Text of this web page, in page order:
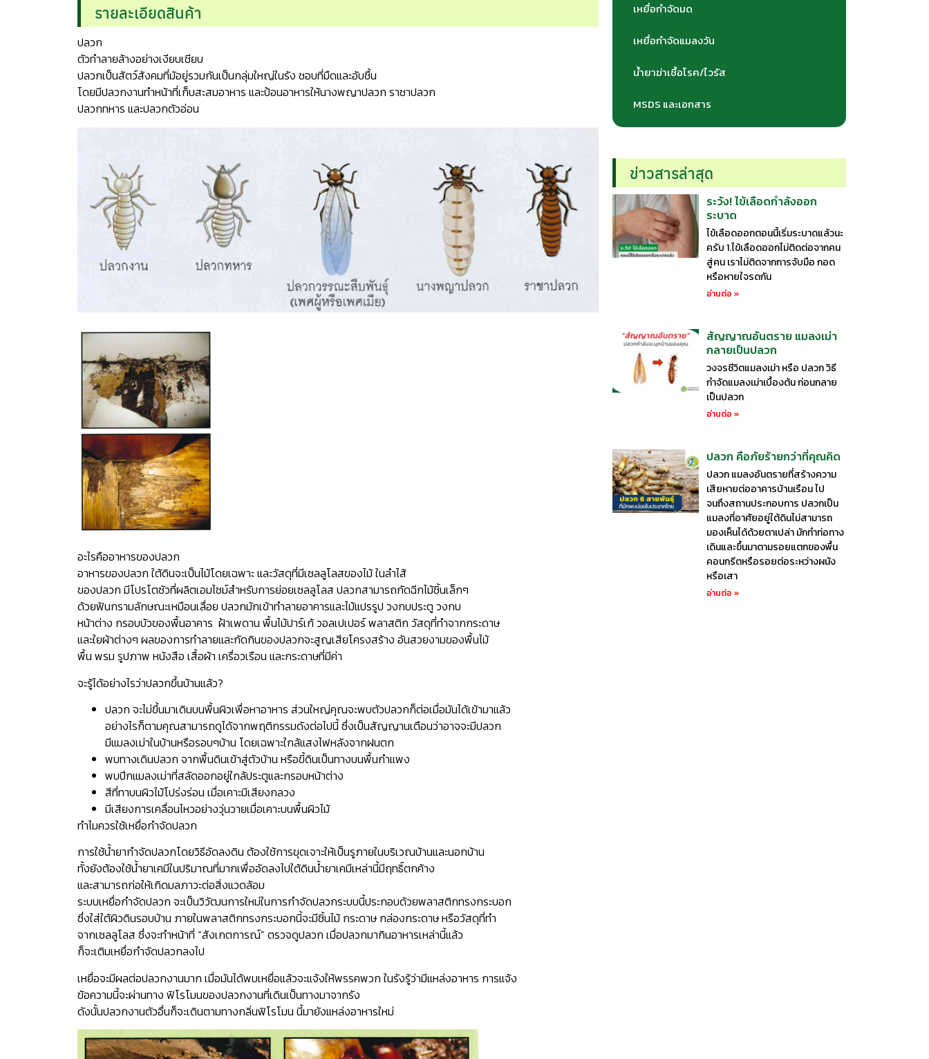
รายละเอียดสินค้า
ปลวก
ตัวทำลายล้างอย่างเงียบเชียบ
ปลวกเป็นสัตว์สังคมที่มัอยู่รวมกันเป็นกลุ่มใหญ่ในรัง ชอบที่มืดและอับชื้น
โดยมีปลวกงานทำหน้าที่เก็บสะสมอาหาร และป้อนอาหารให้นางพญาปลวก ราชาปลวก
ปลวกทหาร และปลวกตัวอ่อน
อะไรคืออาหารของปลวก
อาหารของปลวก ใต้ดินจะเป็นไม้โดยเฉพาะ และวัสดุที่มีเซลลูโลสของไม้ ในลำไส้
ของปลวก มีโปรโตซัวที่ผลิตเอมไซม์สำหรับการย่อยเซลลูโลส ปลวกสามารถกัดฉีกไม้ชิ้นเล็กๆ
ด้วยฟันกรามลักษณะเหมือนเลื่อย ปลวกมักเข้าทำลายอาคารและไม้แปรรูป วงกบประตู วงกบ
หน้าต่าง กรอบบัวของพื้นอาคาร ฝ้าเพดาน พื้นไม้ปาร์เก้ วอลเปเปอร์ พลาสติก วัสดุที่ทำจากกระดาษ
และใยผ้าต่างๆ ผลของการทำลายและกัดกินของปลวกจะสูญเสียโครงสร้าง อันสวยงามของพื้นไม้
พื้น พรม รูปภาพ หนังสือ เสื้อผ้า เครื่อวเรือน และกระดาษที่มีค่า
จะรู้ได้อย่างไรว่าปลวกขึ้นบ้านแล้ว?
ปลวก จะไม่ขึ้นมาเดินบนพื้นผิวเพื่อหาอาหาร ส่วนใหญ่คุณจะพบตัวปลวกก็ต่อเมื่อมันได้เข้ามาแล้ว
อย่างไรก็ตามคุณสามารถดูได้จากพฤติกรรมดังต่อไปนี้ ซึ่งเป็นสัญญานเตือนว่าอาจจะมีปลวก
มีแมลงเม่าในบ้านหรือรอบๆบ้าน โดยเฉพาะใกล้แสงไฟหลังจากฝนตก
พบทางเดินปลวก จากพื้นดินเข้าสู่ตัวบ้าน หรือขี้ดินเป็นทางบนพื้นกำแพง
พบปีกแมลงเม่าที่สลัดออกอยู่ใกล้ประตูและกรอบหน้าต่าง
สีที่ทาบนผิวไม้โปร่งร่อน เมื่อเคาะมีเสียงกลวง
มีเสียงการเคลื่อนไหวอย่างวุ่นวายเมื่อเคาะบนพื้นผิวไม้
ทำไมควรใช้เหยื่อกำจัดปลวก
การใช้น้ำยากำจัดปลวกโดยวิธีอัดลงดิน ต้องใช้การขุดเจาะให้เป็นรูภายในบริเวณบ้านและนอกบ้าน
ทั้งยังต้องใช้น้ำยาเคมีในปริมาณที่มากเพื่ออัดลงไปใต้ดินน้ำยาเคมีเหล่านี้มีฤทธิ์ตกค้าง
และสามารถก่อให้เกิดมลภาวะต่อสิ่งแวดล้อม
ระบบเหยื่อกำจัดปลวก จะเป็นวิวัฒนการใหม่ในการกำจัดปลวกระบบนี้ประกอบด้วยพลาสติกทรงกระบอก
ซึ่งใส่ใต้ผิวดินรอบบ้าน ภายในพลาสติกทรงกระบอกนี้จะมีชิ้นไม้ กระดาษ กล่องกระดาษ หรือวัสดุที่ทำ
จากเซลลูโลส ซึ่งจะทำหน้าที่ “สังเกตการณ์” ตรวจดูปลวก เมื่อปลวกมากินอาหารเหล่านี้แล้ว
ก็จะเติมเหยื่อกำจัดปลวกลงไป
เหยื่อจะมีผลต่อปลวกงานมาก เมื่อมันได้พบเหยื่อแล้วจะแจ้งให้พรรคพวก ในรังรู้ว่ามีแหล่งอาหาร การแจ้ง
ข้อความนี้จะผ่านทาง ฟิโรโมนของปลวกงานที่เดินเป็นทางมาจากรัง
ดังนั้นปลวกงานตัวอื่นก็จะเดินตามทางกลิ่นฟิโรโมน นี้มายังแหล่งอาหารใหม่
เหยื่อกำจัดมด
เหยื่อกำจัดแมลงวัน
น้ำยาฆ่าเชื้อโรค/ไวรัส
MSDS และเอกสาร
ข่าวสารล่าสุด
ระวัง! ไข้เลือดกำลังออก
ระบาด
ไข้เลือดออกตอนนี้เริ่มระบาดแล้วนะ
ครับ 1.ไข้เลือดออกไม่ติดต่อจากคน
สู่คน เราไม่ติดจากการจับมือ กอด
หรือหายใจรดกัน
อ่านต่อ »
สัญญาณอันตราย แมลงเม่า
กลายเป็นปลวก
วงจรชีวิตแมลงเม่า หรือ ปลวก วิธี
กำจัดแมลงเม่าเบื้องต้น ก่อนกลาย
เป็นปลวก
อ่านต่อ »
ปลวก คือภัยร้ายกว่าที่คุณคิด
ปลวก แมลงอันตรายที่สร้างความ
เสียหายต่ออาคารบ้านเรือน ไป
จนถึงสถานประกอบการ ปลวกเป็น
แมลงที่อาศัยอยู่ใต้ดินไม่สามารถ
มองเห็นได้ด้วยตาเปล่า มักทำท่อทาง
เดินและขึ้นมาตามรอยแตกของพื้น
คอนกรีตหรือรอยต่อระหว่างผนัง
หรือเสา
อ่านต่อ »